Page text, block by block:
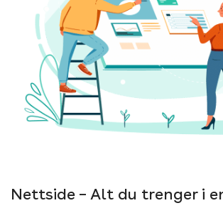
Nettside – Alt du trenger i